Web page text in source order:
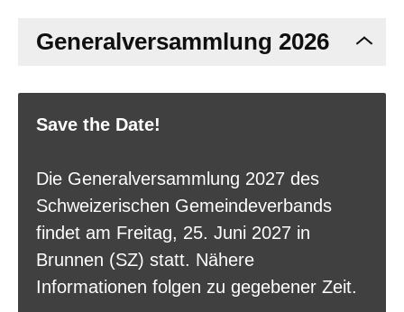
Generalversammlung 2026
Save the Date!
Die Generalversammlung 2027 des
Schweizerischen Gemeindeverbands
findet am Freitag, 25. Juni 2027 in
Brunnen (SZ) statt. Nähere
Informationen folgen zu gegebener Zeit.